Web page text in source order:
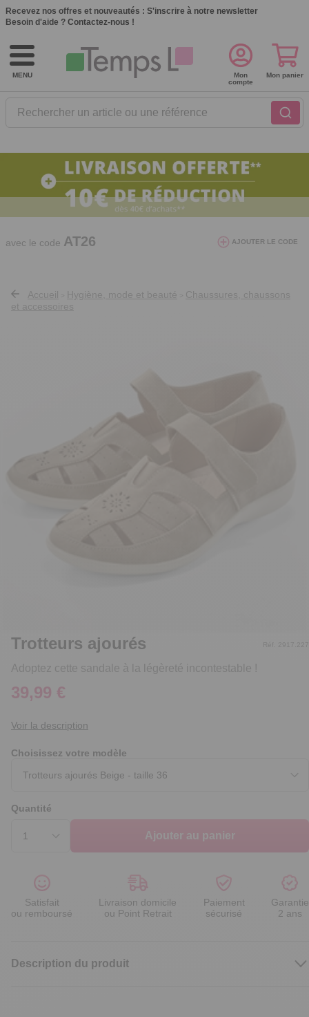
Recevez nos offres et nouveautés : S'inscrire à notre newsletter
Besoin d'aide ? Contactez-nous !
MENU
Rechercher un article ou une référence
Mon
compte
Mon panier
10€ de réduction dès 40€ d'achat. Offre
valable du 03/08/2026 au 12/08/2026.
avec le code AT26 AJOUTER LE CODE
Accueil Hygiène, mode et beauté
Chaussures, chaussons
et accessoires
Trotteurs ajourés
Adoptez cette sandale à la légèreté incontestable !
Réf. 2917.227
39,99 €
Voir la description
Choisissez votre modèle
Quantité
Ajouter au panier
Satisfait
ou remboursé
Livraison domicile
ou Point Retrait
Paiement
sécurisé
Garantie
2 ans
Description du produit